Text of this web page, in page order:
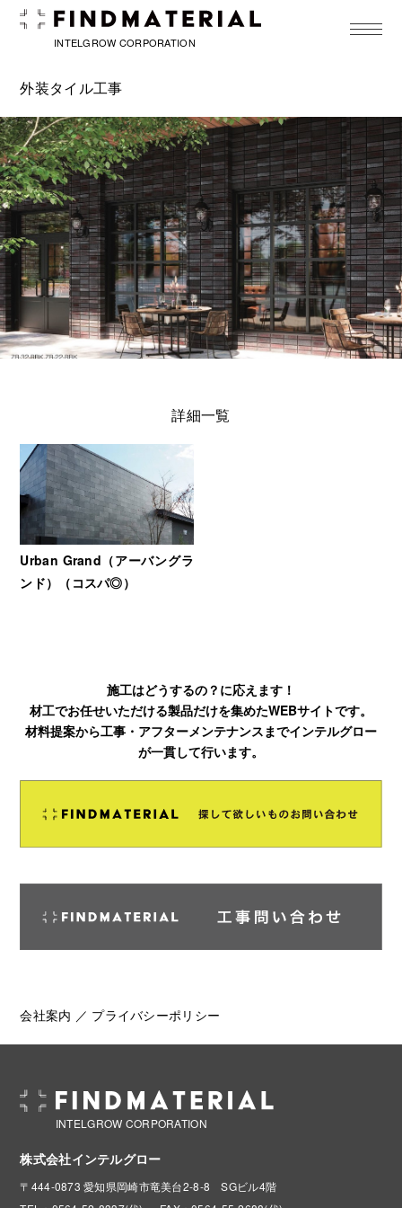
INTELGROW CORPORATION
toggle
外装タイル工事
詳細一覧
Urban Grand（アーバングラ
ンド）（コスパ◎）
施工はどうするの？に応えます！
材工でお任せいただける製品だけを集めたWEBサイトです。
材料提案から工事・アフターメンテナンスまでインテルグロー
が一貫して行います。
会社案内 ／ プライバシーポリシー
INTELGROW CORPORATION
株式会社インテルグロー
〒444-0873 愛知県岡崎市竜美台2-8-8 SGビル4階